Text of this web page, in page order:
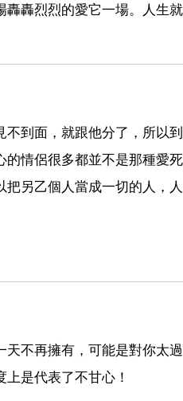
轟烈烈的愛它一場。人生
到面，就跟他分了，所以
情侶很多都並不是那種愛
另乙個人當成一切的人，
不再擁有，可能是對你太
是代表了不甘心！